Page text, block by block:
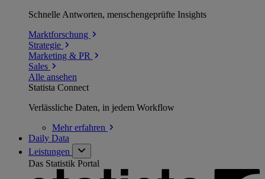
Schnelle Antworten, menschengeprüfte Insights
Marktforschung
Strategie
Marketing & PR
Sales
Alle ansehen
Statista Connect
Verlässliche Daten, in jedem Workflow
Mehrerfahren
Daily Data
Leistungen
Das Statistik Portal